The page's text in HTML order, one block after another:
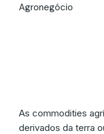
Agronegócio
As commodities
derivados da terra